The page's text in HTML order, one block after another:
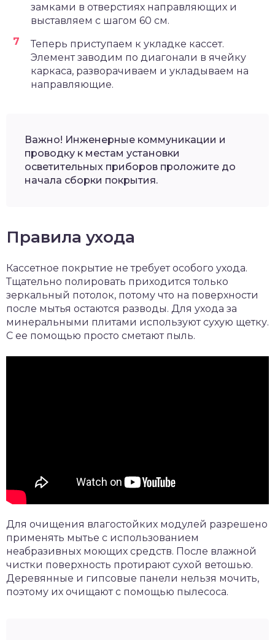
замками в отверстиях направляющих и
выставляем с шагом 60 см.
Теперь приступаем к укладке кассет.
Элемент заводим по диагонали в ячейку
каркаса, разворачиваем и укладываем на
направляющие.
Важно! Инженерные коммуникации и
проводку к местам установки
осветительных приборов проложите до
начала сборки покрытия.
Правила ухода
Кассетное покрытие не требует особого ухода.
Тщательно полировать приходится только
зеркальный потолок, потому что на поверхности
после мытья остаются разводы. Для ухода за
минеральными плитами используют сухую щетку.
С ее помощью просто сметают пыль.
Для очищения влагостойких модулей разрешено
применять мытье с использованием
неабразивных моющих средств. После влажной
чистки поверхность протирают сухой ветошью.
Деревянные и гипсовые панели нельзя мочить,
поэтому их очищают с помощью пылесоса.